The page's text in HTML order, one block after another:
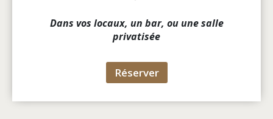
Dans vos locaux, un bar, ou une salle
privatisée
Réserver